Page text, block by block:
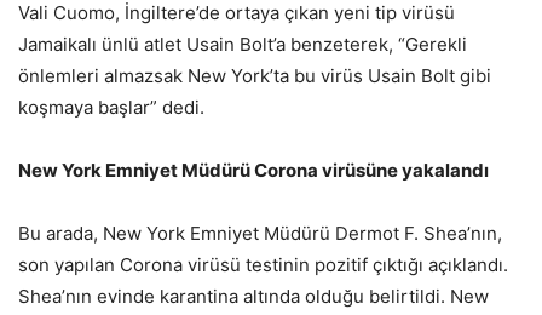
Vali Cuomo, İngiltere’de ortaya çıkan yeni tip virüsü
Jamaikalı ünlü atlet Usain Bolt’a benzeterek, “Gerekli
önlemleri almazsak New York’ta bu virüs Usain Bolt gibi
koşmaya başlar” dedi.
New York Emniyet Müdürü Corona virüsüne yakalandı
Bu arada, New York Emniyet Müdürü Dermot F. Shea’nın,
son yapılan Corona virüsü testinin pozitif çıktığı açıklandı.
Shea’nın evinde karantina altında olduğu belirtildi. New